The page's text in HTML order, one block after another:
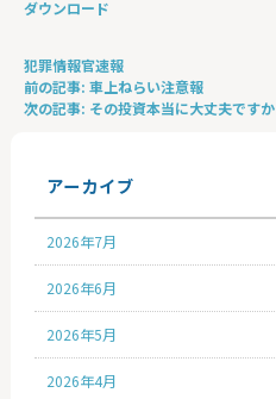
ダウンロード
犯罪情報官速報
投
稿
シ
前の記事: 車上ねらい注意報
次の記事: その投資本当に大丈夫ですか
アーカイブ
2026年7月
2026年6月
2026年5月
2026年4月